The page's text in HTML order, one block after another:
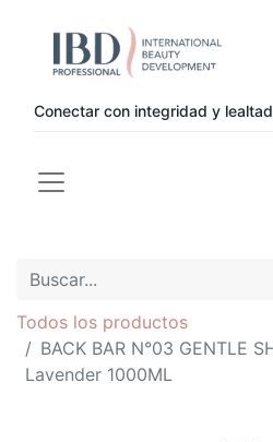
Conectar con integridad y
Todos los productos
BACK BAR N°03 GENTLE
Lavender 1000ML